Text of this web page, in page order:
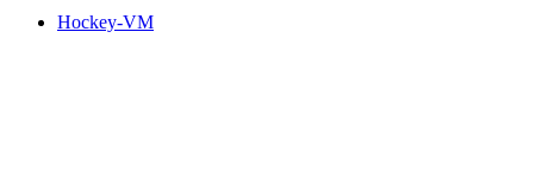
Hockey-VM